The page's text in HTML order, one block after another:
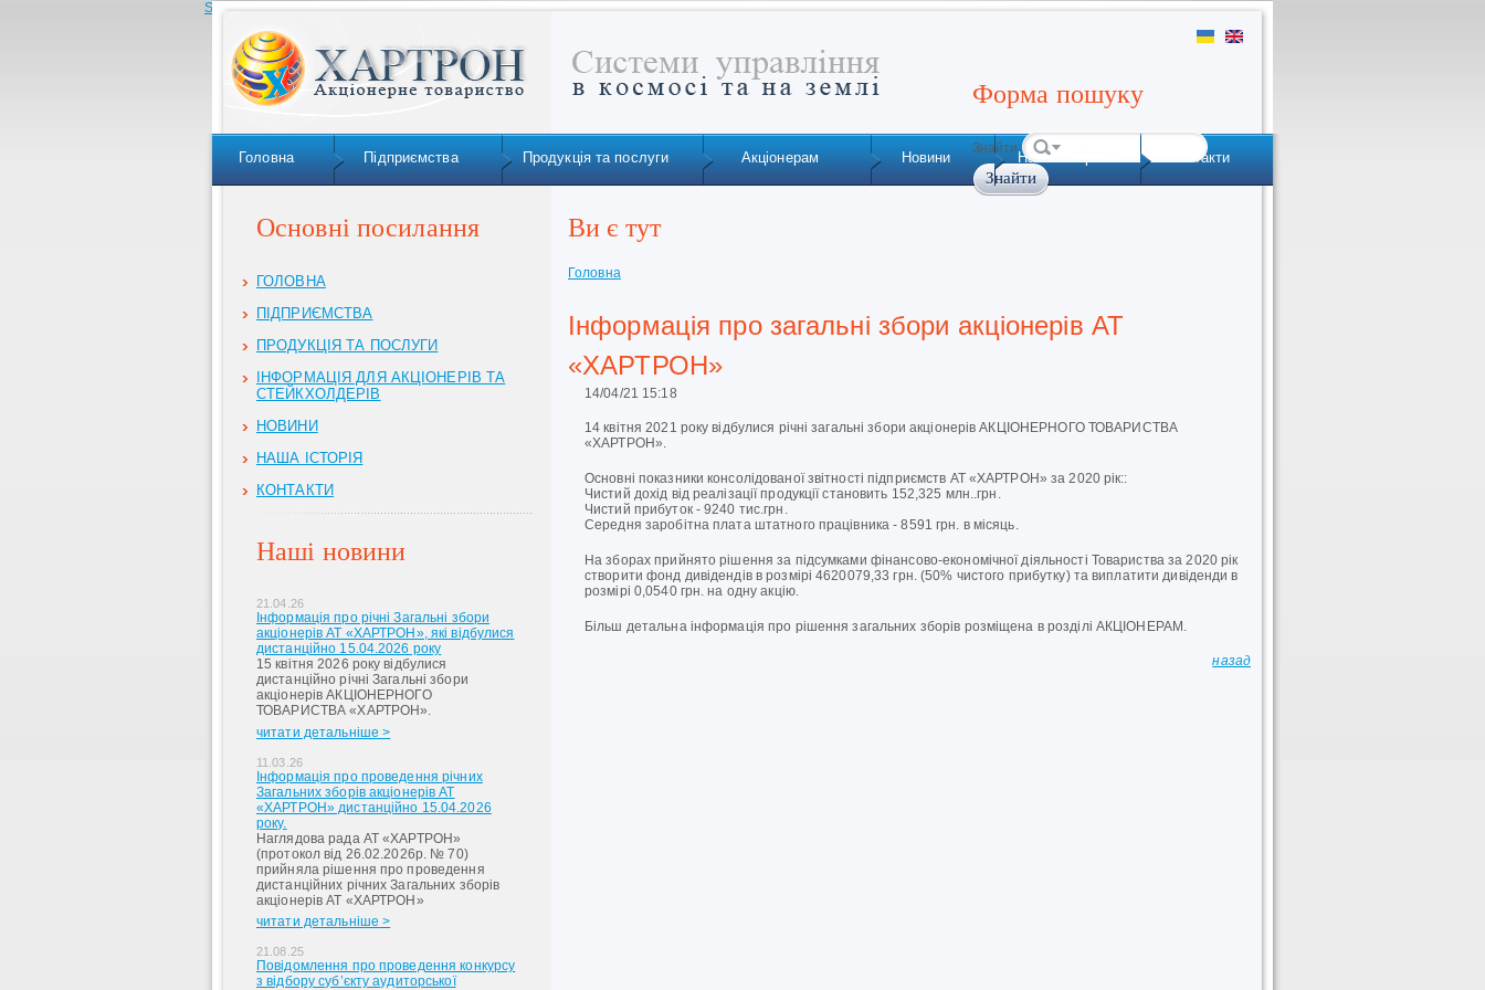
Skip to navigation
Форма пошуку
Знайти
Головна Підприємства Продукція та послуги Акціонерам Новини Наша історія Контакти
Основні посилання
ГОЛОВНА
ПІДПРИЄМСТВА
ПРОДУКЦІЯ ТА ПОСЛУГИ
ІНФОРМАЦІЯ ДЛЯ АКЦІОНЕРІВ ТА
СТЕЙКХОЛДЕРІВ
НОВИНИ
НАША ІСТОРІЯ
КОНТАКТИ
Наші новини
21.04.26
Інформація про річні Загальні збори
акціонерів АТ «ХАРТРОН», які відбулися
дистанційно 15.04.2026 року
15 квітня 2026 року відбулися
дистанційно річні Загальні збори
акціонерів АКЦІОНЕРНОГО
ТОВАРИСТВА «ХАРТРОН».
читати детальніше >
11.03.26
Інформація про проведення річних
Загальних зборів акціонерів АТ
«ХАРТРОН» дистанційно 15.04.2026
року.
Наглядова рада АТ «ХАРТРОН»
(протокол від 26.02.2026р. № 70)
прийняла рішення про проведення
дистанційних річних Загальних зборів
акціонерів АТ «ХАРТРОН»
читати детальніше >
21.08.25
Повідомлення про проведення конкурсу
з відбору суб’єкту аудиторської
Ви є тут
Головна
Інформація про загальні збори акціонерів АТ
«ХАРТРОН»
14/04/21 15:18
14 квітня 2021 року відбулися річні загальні збори акціонерів АКЦІОНЕРНОГО ТОВАРИСТВА
«ХАРТРОН».
Основні показники консолідованої звітності підприємств АТ «ХАРТРОН» за 2020 рік::
Чистий дохід від реалізації продукції становить 152,325 млн..грн.
Чистий прибуток - 9240 тис.грн.
Середня заробітна плата штатного працівника - 8591 грн. в місяць.
На зборах прийнято рішення за підсумками фінансово-економічної діяльності Товариства за 2020 рік
створити фонд дивідендів в розмірі 4620079,33 грн. (50% чистого прибутку) та виплатити дивіденди в
розмірі 0,0540 грн. на одну акцію.
Більш детальна інформація про рішення загальних зборів розміщена в розділі АКЦІОНЕРАМ.
назад